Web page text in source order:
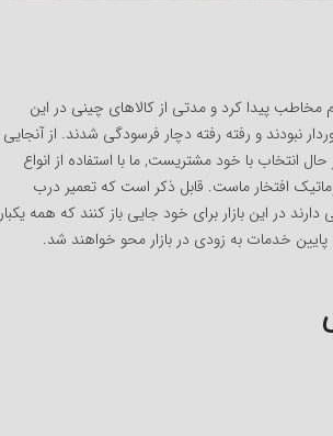
مخاطب پیدا کرد و مدتی از کالاهای چینی در این
نبودند و رفته رفته دچار فرسودگی شدند. از آنجایی
انتخاب با خود مشتریست, ما با استفاده از انواع
افتخار ماست. قابل ذکر است که تعمیر درب
در این بازار برای خود جایی باز کنند که همه یکبار
خدمات به زودی در بازار محو خواهند شد.